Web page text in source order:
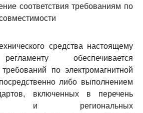
соответствия требованиям по
средства настоящему
обеспечивается
по электромагнитной
либо выполнением
включенных в перечень
и региональных